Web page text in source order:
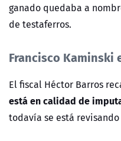
ganado quedaba a
de testaferros.
Francisco
El fiscal Héctor Barros
está en calidad de
todavía se está